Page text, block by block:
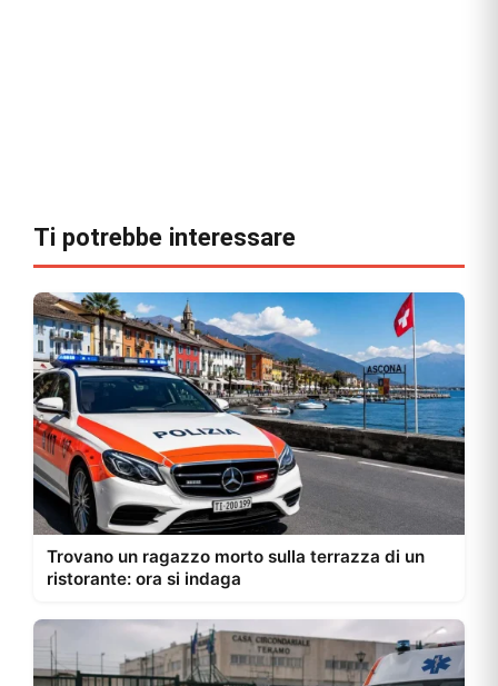
Ti potrebbe interessare
Trovano un ragazzo morto sulla terrazza di un
ristorante: ora si indaga